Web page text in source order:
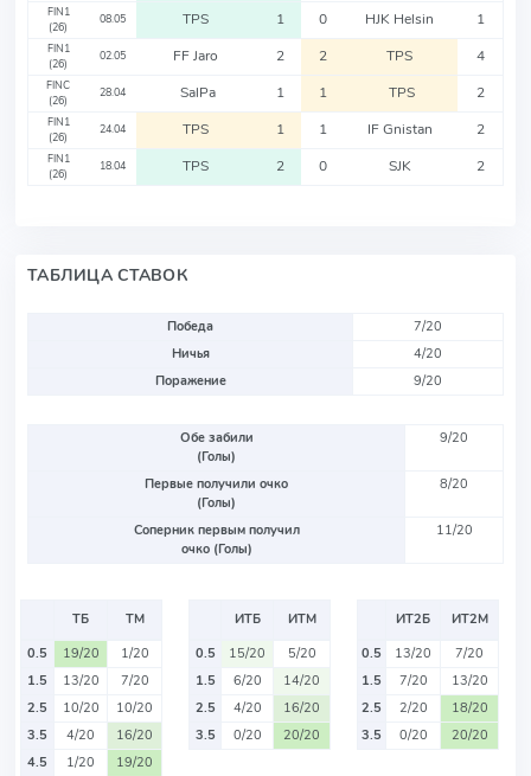
FIN1
(26)
08.05 TPS 1 0 HJK Helsin 1
FIN1
(26)
02.05 FF Jaro 2 2 TPS 4
FINC
(26)
28.04 SalPa 1 1 TPS 2
FIN1
(26)
24.04 TPS 1 1 IF Gnistan 2
FIN1
(26)
18.04 TPS 2 0 SJK 2
ТАБЛИЦА СТАВОК
Победа
7/20
Ничья
4/20
Поражение
9/20
Обе забили
(Голы)
9/20
Первые получили очко
(Голы)
8/20
Соперник первым получил
очко (Голы)
11/20
ТБ
ТМ
0.5
19/20
1/20
1.5
13/20
7/20
2.5
10/20
10/20
3.5
4/20
16/20
4.5
1/20
19/20
ИТБ
ИТМ
0.5
15/20
5/20
1.5
6/20
14/20
2.5
4/20
16/20
3.5
0/20 20/20
ИТ2Б
ИТ2М
0.5
13/20
7/20
1.5
7/20
13/20
2.5
2/20
18/20
3.5
0/20 20/20